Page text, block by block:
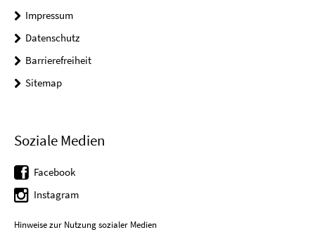
Impressum
Datenschutz
Barrierefreiheit
Sitemap
Soziale Medien
Facebook
Instagram
Hinweise zur Nutzung sozialer Medien